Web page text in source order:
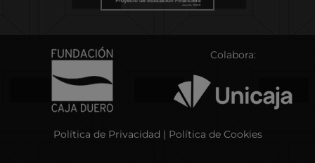
Colabora:
Política de Privacidad | Política de Cookies